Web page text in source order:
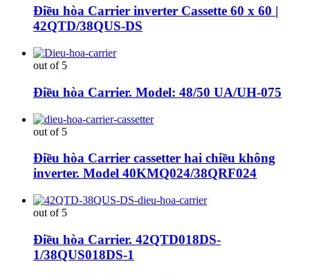
Điều hòa Carrier inverter Cassette 60 x 60 |
42QTD/38QUS-DS
out of 5
Điều hòa Carrier. Model: 48/50 UA/UH-075
out of 5
Điều hòa Carrier cassetter hai chiều không
inverter. Model 40KMQ024/38QRF024
out of 5
Điều hòa Carrier. 42QTD018DS-
1/38QUS018DS-1